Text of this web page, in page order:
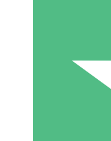
Betaal per gebruik